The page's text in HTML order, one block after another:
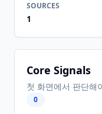
SOURCES
1
Core Signals
첫 화면에서 판단해
0